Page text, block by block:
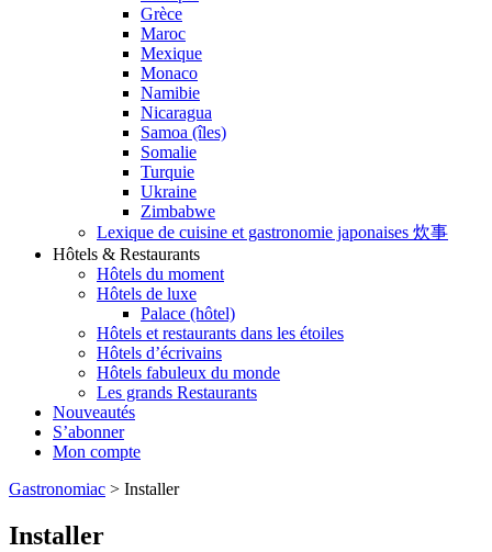
Grèce
Maroc
Mexique
Monaco
Namibie
Nicaragua
Samoa (îles)
Somalie
Turquie
Ukraine
Zimbabwe
Lexique de cuisine et gastronomie japonaises 炊事
Hôtels & Restaurants
Hôtels du moment
Hôtels de luxe
Palace (hôtel)
Hôtels et restaurants dans les étoiles
Hôtels d’écrivains
Hôtels fabuleux du monde
Les grands Restaurants
Nouveautés
S’abonner
Mon compte
Gastronomiac > Installer
Installer